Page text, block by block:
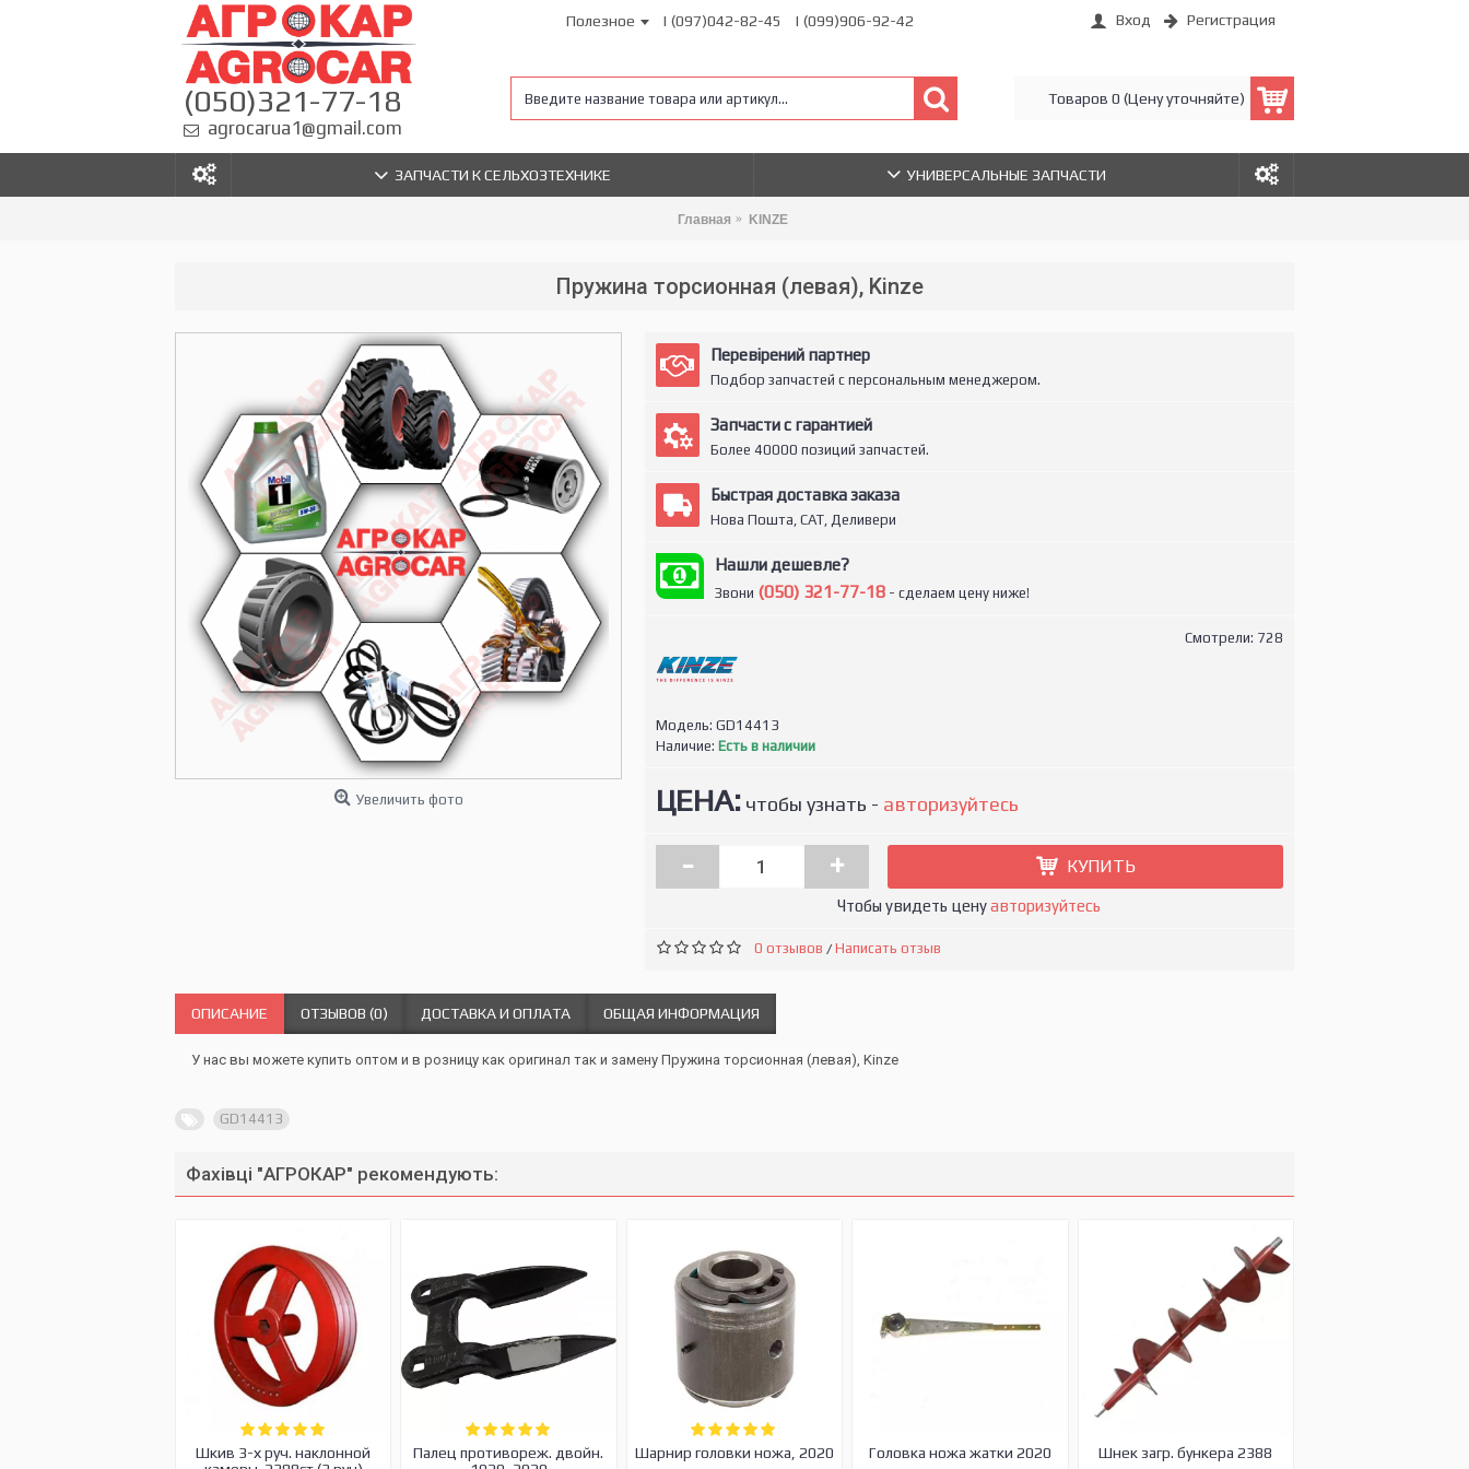
(050)321-77-18
agrocarua1@gmail.com
Полезное | (097)042-82-45 | (099)906-92-42 Вход Регистрация
Товаров 0 (Цену уточняйте)
ЗАПЧАСТИ К СЕЛЬХОЗТЕХНИКЕ УНИВЕРСАЛЬНЫЕ ЗАПЧАСТИ
Главная KINZE
Пружина торсионная (левая), Kinze
Увеличить фото
Перевірений партнер
Подбор запчастей с персональным менеджером.
Запчасти с гарантией
Более 40000 позиций запчастей.
Быстрая доставка заказа
Нова Пошта, САТ, Деливери
Нашли дешевле?
Звони (050) 321-77-18- сделаем цену ниже!
Смотрели: 728
Модель: GD14413
Наличие: Есть в наличии
ЦЕНА:чтобы узнать - авторизуйтесь
- + КУПИТЬ
Чтобы увидеть ценуавторизуйтесь
0 отзывов /Написать отзыв
ОПИСАНИЕ ОТЗЫВОВ (0) ДОСТАВКА И ОПЛАТА ОБЩАЯ ИНФОРМАЦИЯ
У нас вы можете купить оптом и в розницу как оригинал так и замену Пружина торсионная (левая), Kinze
GD14413
Фахівці "АГРОКАР" рекомендують:
Шкив 3-х руч. наклонной
Палец противореж. двойн.
Шарнир головки ножа, 2020 Головка ножа жатки 2020 Шнек загр. бункера 2388